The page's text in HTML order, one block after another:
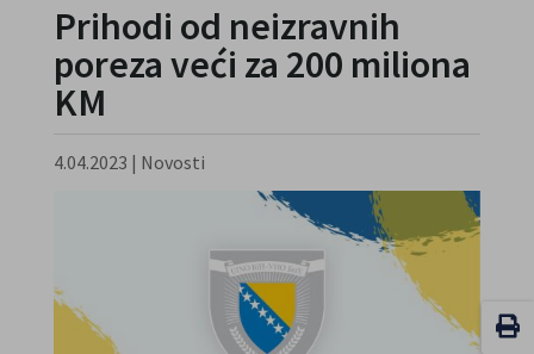
Prihodi od neizravnih
poreza veći za 200 miliona
KM
4.04.2023 | Novosti